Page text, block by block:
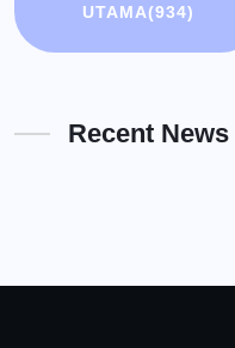
UTAMA(934)
Recent News